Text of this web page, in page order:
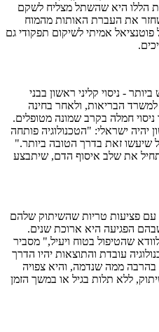
הללו היא שהשתל מצליח לשקם
את העברת האותות מהמוח
אמיתי לשיקום תפקודי גם
- ניסוי קליני ראשון בבני
הבריאות, ולאחר בחינה
חמלה בקרב שמונה מטופלים.
יהיה ישראלי: "הטכנולוגיה פותחה
שיעשו זאת בדרך הטובה ביותר."
את שלב איסוף הדם, שיתבצע
עם פציעות טריות שהשיתוק שלהם
הפגיעה היא ארוכת שנים.
שהטיפול בטוח ויעיל," מסביר
עובדת והתוצאות יהיו הדרך
ממה שנדמה, והיא צפויה
ללא תלות בגיל או במשך הזמן